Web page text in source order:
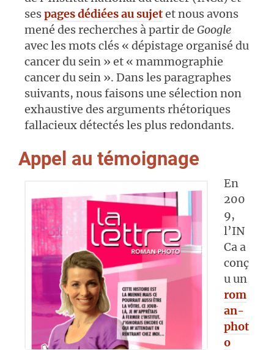
sespages dédiées au sujetet nous avons
mené des recherches à partir de Google
avec les mots clés « dépistage organisé du
cancer du sein » et « mammographie
cancer du sein ». Dans les paragraphes
suivants, nous faisons une sélection non
exhaustive des arguments rhétoriques
fallacieux détectés les plus redondants.
Appel au témoignage
En
200
9,
l’IN
Ca a
conç
u un
rom
an-
phot
o